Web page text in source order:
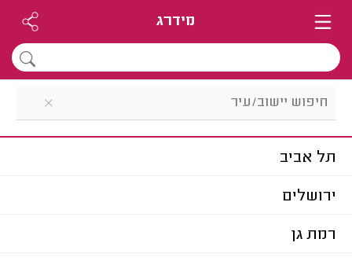
מידרג
תל אביב
ירושלים
רמת גן